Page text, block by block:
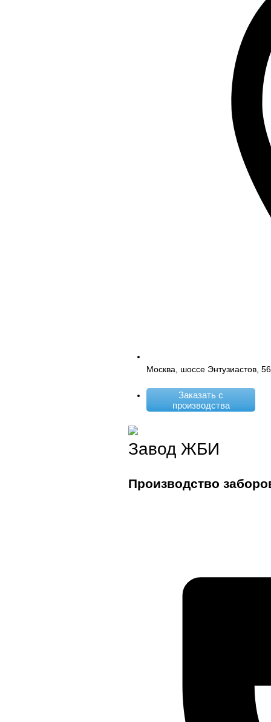
Москва, шоссе Энтузиастов,
Заказать с
производства
Завод ЖБИ
Производство